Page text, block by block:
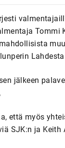
Tommi
jälkeen
että myös
SJK:n ja Keith